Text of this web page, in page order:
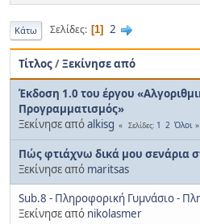
Κάτω Σελίδες 1 2
Τίτλος/Ξεκίνησε από
Έκδοση 1.0 του έργου
Προγραμματισμός»
Ξεκίνησε απόalkisg Σελίδες 1 2 Όλοι
Πώς φτιάχνω δικά μου σενάρια
Ξεκίνησε από maritsas
Sub.8 - Πληροφορική Γυμνάσιο -
Ξεκίνησε από nikolasmer